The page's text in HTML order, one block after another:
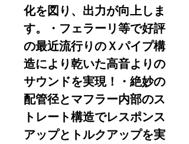
化を図り、出力が向上しま
す。・フェラーリ等で好評
の最近流行りのＸパイプ構
造により乾いた高音よりの
サウンドを実現！・絶妙の
配管径とマフラー内部のス
トレート構造でレスポンス
アップとトルクアップを実